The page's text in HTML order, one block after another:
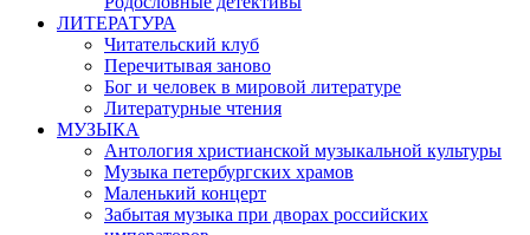
ЛИТЕРАТУРА
Читательский клуб
Перечитывая заново
Бог и человек в мировой литературе
Литературные чтения
МУЗЫКА
Антология христианской музыкальной культуры
Музыка петербургских храмов
Маленький концерт
Забытая музыка при дворах российских